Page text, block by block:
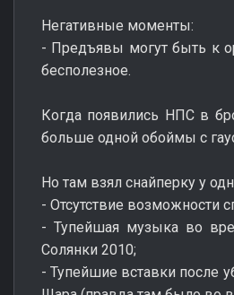
Негативные моменты:
- Предъявы могут быть к
бесполезное.
Когда появились НПС в
больше одной обоймы с
Но там взял снайперку у
- Отсутствие возможности
- Тупейшая музыка во
Солянки 2010;
- Тупейшие вставки после